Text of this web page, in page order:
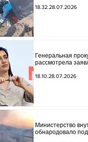
18.32.28.07.2026
Генеральная
рассмотрела
18.10.28.07.2026
Министерство
обнародовало